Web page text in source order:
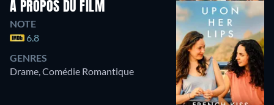
À PROPOS DU FILM
NOTE
6.8
GENRES
Drame, Comédie Romantique